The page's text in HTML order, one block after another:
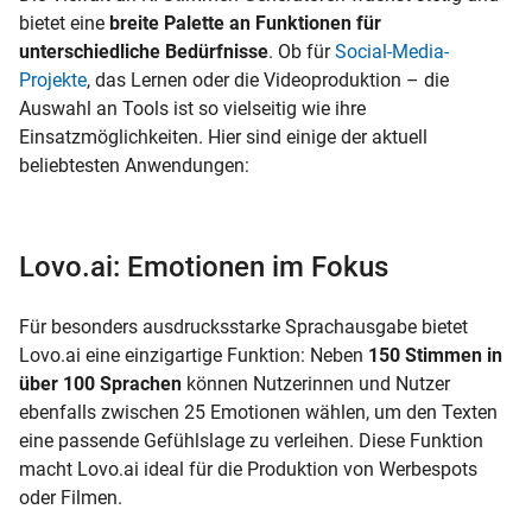
bietet eine breite Palette an Funktionen für
unterschiedliche Bedürfnisse. Ob fürSocial-Media-
Projekte, das Lernen oder die Videoproduktion – die
Auswahl an Tools ist so vielseitig wie ihre
Einsatzmöglichkeiten. Hier sind einige der aktuell
beliebtesten Anwendungen:
Lovo.ai: Emotionen im Fokus
Für besonders ausdrucksstarke Sprachausgabe bietet
Lovo.ai eine einzigartige Funktion: Neben 150 Stimmen in
über 100 Sprachen können Nutzerinnen und Nutzer
ebenfalls zwischen 25 Emotionen wählen, um den Texten
eine passende Gefühlslage zu verleihen. Diese Funktion
macht Lovo.ai ideal für die Produktion von Werbespots
oder Filmen.